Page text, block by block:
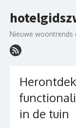
to
Nieuwe woontrends
in de tuin